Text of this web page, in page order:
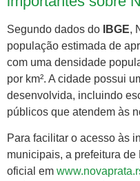
Segundo dados do IBGE,
população estimada de
com uma densidade
por km². A cidade possui
desenvolvida, incluindo
públicos que atendem às
Para facilitar o acesso às
municipais, a prefeitura
oficial em